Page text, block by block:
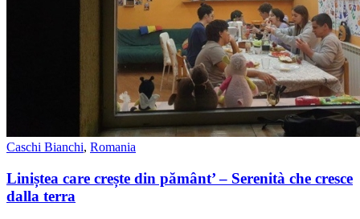
Caschi Bianchi, Romania
Liniștea care crește din pământ’ – Serenità che cresce
dalla terra